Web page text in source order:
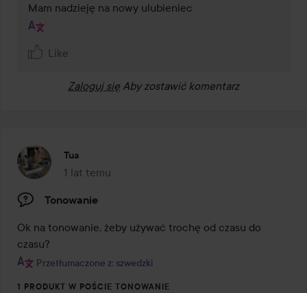
Mam nadzieję na nowy ulubieniec
Like
Zaloguj się Aby zostawić komentarz
Tua
1 lat temu
Post został utworzony 1 lat temu
Tonowanie
Ok na tonowanie, żeby używać trochę od czasu do
czasu?
Przetłumaczone z: szwedzki
1 PRODUKT W POŚCIE TONOWANIE